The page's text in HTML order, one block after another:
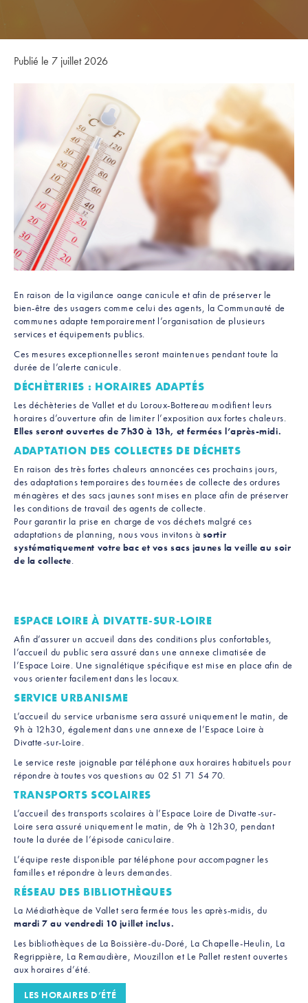
Publié le 7 juillet 2026
En raison de la vigilance oange canicule et afin de préserver le
bien-être des usagers comme celui des agents, la Communauté de
communes adapte temporairement l’organisation de plusieurs
services et équipements publics.
Ces mesures exceptionnelles seront maintenues pendant toute la
durée de l’alerte canicule.
DÉCHÈTERIES : HORAIRES ADAPTÉS
Les déchèteries de Vallet et du Loroux-Bottereau modifient leurs
horaires d’ouverture afin de limiter l’exposition aux fortes chaleurs.
Elles seront ouvertes de 7h30 à 13h, et fermées l’après-midi.
ADAPTATION DES COLLECTES DE DÉCHETS
En raison des très fortes chaleurs annoncées ces prochains jours,
des adaptations temporaires des tournées de collecte des ordures
ménagères et des sacs jaunes sont mises en place afin de préserver
les conditions de travail des agents de collecte.
Pour garantir la prise en charge de vos déchets malgré ces
adaptations de planning, nous vous invitons à sortir
systématiquement votre bac et vos sacs jaunes la veille au soir
de la collecte.
ESPACE LOIRE À DIVATTE-SUR-LOIRE
Afin d’assurer un accueil dans des conditions plus confortables,
l’accueil du public sera assuré dans une annexe climatisée de
l’Espace Loire. Une signalétique spécifique est mise en place afin de
vous orienter facilement dans les locaux.
SERVICE URBANISME
L’accueil du service urbanisme sera assuré uniquement le matin, de
9h à 12h30, également dans une annexe de l’Espace Loire à
Divatte-sur-Loire.
Le service reste joignable par téléphone aux horaires habituels pour
répondre à toutes vos questions au 02 51 71 54 70.
TRANSPORTS SCOLAIRES
L’accueil des transports scolaires à l’Espace Loire de Divatte-sur-
Loire sera assuré uniquement le matin, de 9h à 12h30, pendant
toute la durée de l’épisode caniculaire.
L’équipe reste disponible par téléphone pour accompagner les
familles et répondre à leurs demandes.
RÉSEAU DES BIBLIOTHÈQUES
La Médiathèque de Vallet sera fermée tous les après-midis, du
mardi 7 au vendredi 10 juillet inclus.
Les bibliothèques de La Boissière-du-Doré, La Chapelle-Heulin, La
Regrippière, La Remaudière, Mouzillon et Le Pallet restent ouvertes
aux horaires d’été.
LES HORAIRES D’ÉTÉ